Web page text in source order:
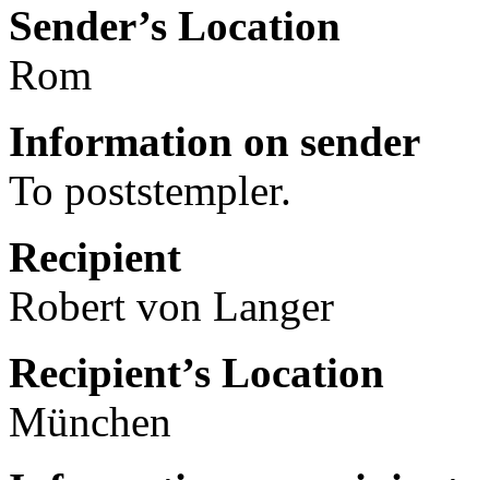
Sender’s Location
Rom
Information on sender
To poststempler.
Recipient
Robert von Langer
Recipient’s Location
München